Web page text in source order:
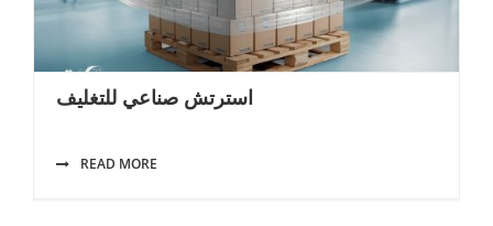
استرتش صناعي للتغليف
READ MORE